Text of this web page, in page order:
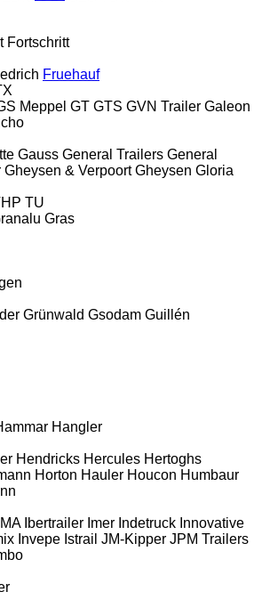
Fortschritt
Fruehauf
Meppel GT GTS GVN Trailer Galeon
Gauss General Trailers General
Gheysen & Verpoort Gheysen Gloria
TU
Gras
Grünwald Gsodam Guillén
Hangler
Hendricks Hercules Hertoghs
Horton Hauler Houcon Humbaur
Ibertrailer Imer Indetruck Innovative
Invepe Istrail JM-Kipper JPM Trailers